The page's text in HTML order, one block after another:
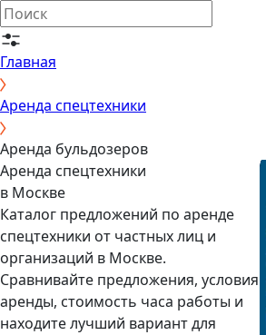
Главная
Аренда спецтехники
Аренда бульдозеров
Аренда спецтехники
в Москве
Каталог предложений по аренде
спецтехники от частных лиц и
организаций в Москве.
Сравнивайте предложения, условия
аренды, стоимость часа работы и
находите лучший вариант для